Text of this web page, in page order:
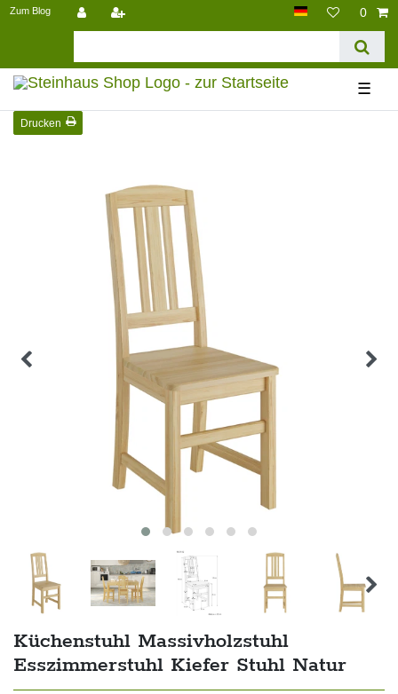
Zum Blog 0
☰
Drucken
Küchenstuhl Massivholzstuhl
Esszimmerstuhl Kiefer Stuhl Natur